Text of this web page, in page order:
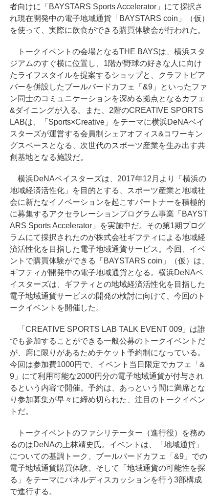
者向けに「BAYSTARS Sports Accelerator」にて採択さ
れ現在開発中の電子地域通貨「BAYSTARS coin」（仮）
を使って、実際に飲食ができる購買体験会が行われた。
トークイベントの会場となるTHE BAYSは、横浜スタ
ジアムのすぐ横に位置し、1階が野球の好きな人に向け
たライフスタイルを提案するショップと、クラフトビア
バーを併設したブールバードカフェ「&9」といったファ
ン同士のコミュニケーションを深める拠点となるカフェ
&ダイニングが入る。また、2階のCREATIVE SPORTS
LABは、「Sports×Creative」をテーマに横浜DeNAベイ
スターズが運営する会員制シェアオフィス&コワーキン
グスペースとなる、次世代のスポーツ産業を生み出す共
創基地となる施設だ。
横浜DeNAベイスターズは、2017年12月より「横浜の
地域経済活性化」を目的とする、スポーツ産業と地域社
会に新たなイノベーションを起こすパートナーを積極的
に募集するアクセラレーションプログラム事業「BAYST
ARS Sports Accelerator」を実施中だ。その第1期プログ
ラムにて採択されたのが株式会社ギフティによる地域経
済活性化を目指した電子地域通貨サービス。今回、イベ
ントで購買体験ができる「BAYSTARS coin」（仮）は、
ギフティが開発中の電子地域通貨となる。横浜DeNAベ
イスターズは、ギフティとの地域経済活性化を目指した
電子地域通貨サービスの開発の検討に向けて、今回のト
ークイベントを開催した。
「CREATIVE SPORTS LAB TALK EVENT 009」は誰
でも参加することができる一般公募のトークイベントだ
が、席に限りがあるためチケット予約制になっている。
今回は参加費1000円で、イベント当日限定でカフェ「&
9」にて利用可能な2000円分の電子地域通貨が付与され
るという内容で開催。予約は、あっという間に満席とな
り参加募集が早々に締め切られた、注目のトークイベン
トだ。
トークイベントのファシリテーター（進行役）を務め
るのはDeNAの上林靖史氏。イベントは、「地域通貨」
についての基調トーク、ブールバードカフェ「&9」での
電子地域通貨購買体験、そして「地域通貨の可能性を探
る」をテーマにパネルディスカッションを行う3部構成
で進行する。